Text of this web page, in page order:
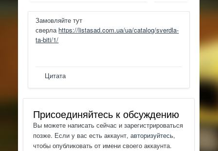
Замовляйте тут
сверла https://listasad.com.ua/ua/catalog/sverdla-
ta-biti/1/
Цитата
Присоединяйтесь к обсуждению
Вы можете написать сейчас и зарегистрироваться
позже. Если у вас есть аккаунт,авторизуйтесь,
чтобы опубликовать от имени своего аккаунта.